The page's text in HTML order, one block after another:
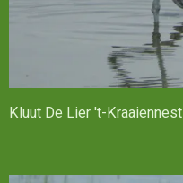
Kluut De Lier 't-Kraaiennest